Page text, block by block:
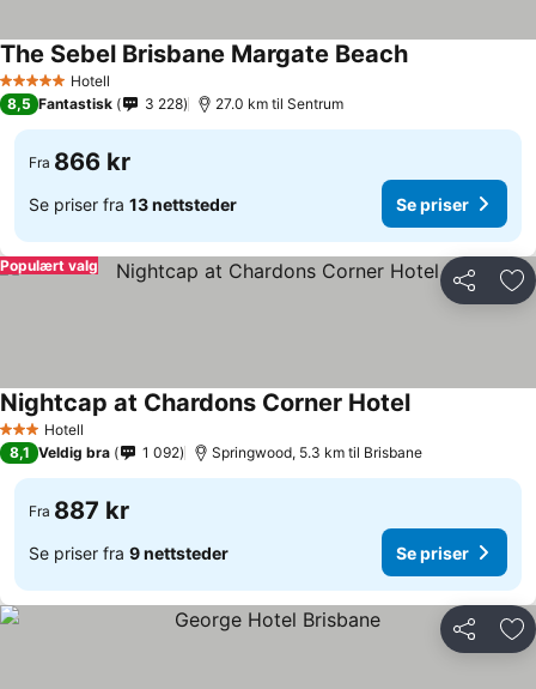
5 Stjerner Hotell
The Sebel Brisbane Margate BeachSe priser
8,5 Fantastisk 3 228 27.0 km til Sentrum
Fra 866 kr
Se priser fra 13 nettsteder Se priser
Del
Populært valg
3 StjernerHotell
Nightcap at Chardons Corner HotelSe priser
8,1 Veldig bra 1 092 Springwood, 5.3 km til Brisbane
Fra 887 kr
Se priser fra 9 nettsteder Se priser
Del